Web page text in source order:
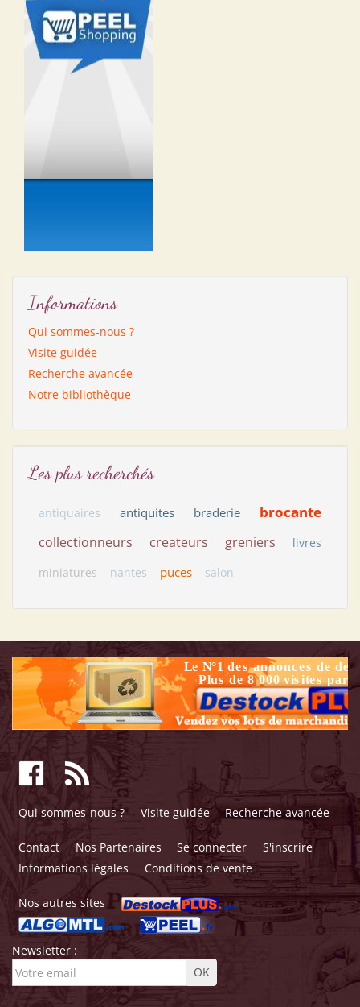
Informations
Qui sommes-nous ?
Visite guidée
Recherche avancée
Notre bibliothèque
Les plus recherchés
antiquaires antiquites braderie brocante
collectionneurs createurs greniers
livres
miniatures
nantes puces salon
Qui sommes-nous ? Visite guidée Recherche avancée
Contact Nos Partenaires Se connecter
S'inscrire
Informations légales
Conditions de vente
Nos autres sites
Newsletter :